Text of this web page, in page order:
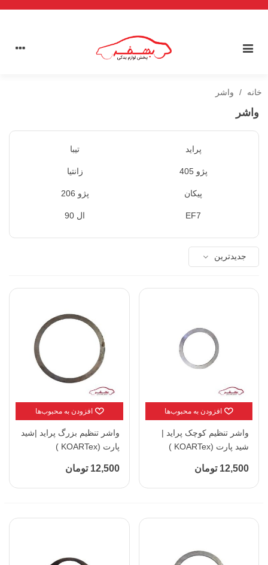
خانه / واشر
واشر
پراید تیبا
پژو 405 زانتیا
پیکان پژو 206
EF7 ال 90
جدیدترین
افزودن به محبوب‌ها
واشر تنظیم کوچک پراید |
شید پارت (KOARTex )
12,500 تومان
افزودن به محبوب‌ها
واشر تنظیم بزرگ پراید |شید
پارت (KOARTex )
12,500 تومان